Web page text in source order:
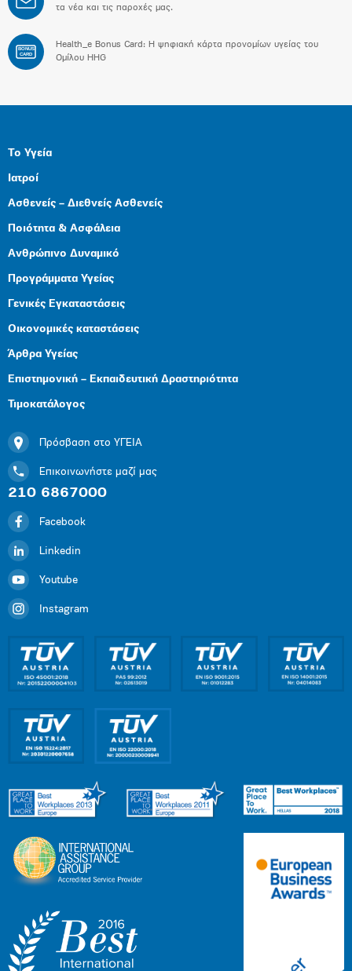
τα νέα και τις παροχές μας.
BONUS
CARD
Health_e Bonus Card: H ψηφιακή κάρτα προνομίων υγείας του
Ομίλου HHG
Το Υγεία
Ιατροί
Ασθενείς – Διεθνείς Ασθενείς
Ποιότητα & Ασφάλεια
Ανθρώπινο Δυναμικό
Προγράμματα Υγείας
Γενικές Εγκαταστάσεις
Οικονομικές καταστάσεις
Άρθρα Υγείας
Επιστημονική – Εκπαιδευτική Δραστηριότητα
Τιμοκατάλογος
Πρόσβαση στο ΥΓΕΙΑ
Επικοινωνήστε μαζί μας
210 6867000
Facebook
Linkedin
Youtube
Instagram